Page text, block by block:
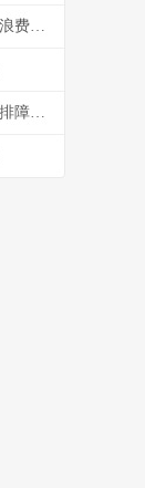
王者荣耀铭文等级强度排行 暴躁打工人教你别浪费金币
王者荣耀网络延迟卡顿怎么解决 零基础设置与排障指南